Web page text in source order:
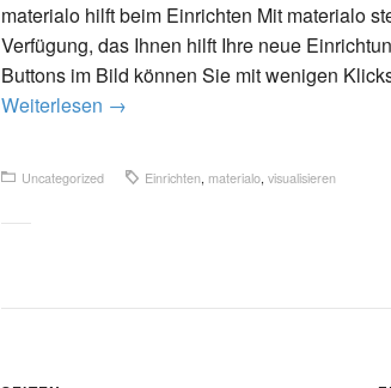
materialo hilft beim Einrichten Mit materialo
Verfügung, das Ihnen hilft Ihre neue
Buttons im Bild können Sie mit wenigen
Weiterlesen →
Uncategorized Einrichten, materialo, visualisieren